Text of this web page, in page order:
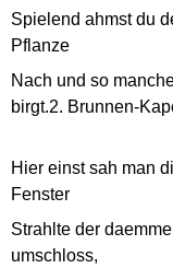
Spielend ahmst du
Pflanze
Nach und so
birgt.2. Brunnen-
Hier einst sah man
Fenster
Strahlte der
umschloss,